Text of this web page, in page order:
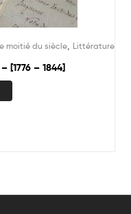
moitié du siècle Littérature
[1776 – 1844]